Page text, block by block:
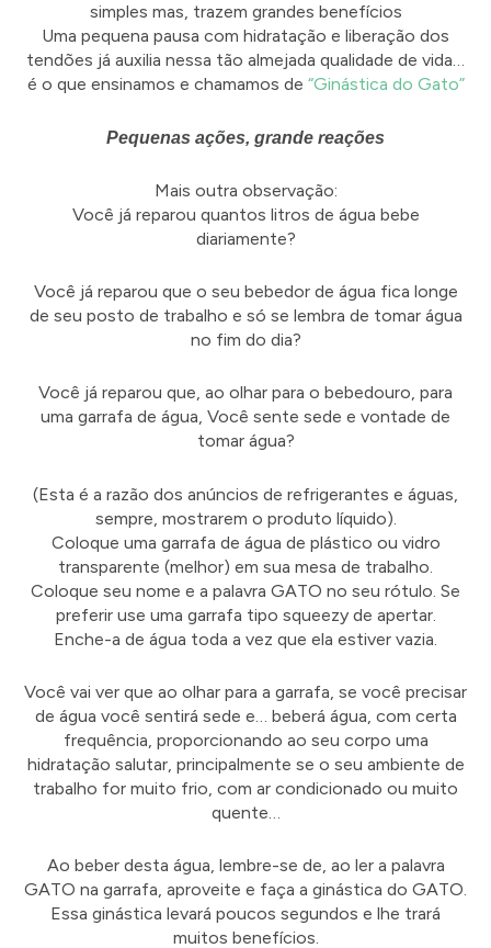
simples mas, trazem grandes benefícios
Uma pequena pausa com hidratação e liberação dos
tendões já auxilia nessa tão almejada qualidade de vida…
é o que ensinamos e chamamos de “Ginástica do Gato”
Pequenas ações, grande reações
Mais outra observação:
Você já reparou quantos litros de água bebe
diariamente?
Você já reparou que o seu bebedor de água fica longe
de seu posto de trabalho e só se lembra de tomar água
no fim do dia?
Você já reparou que, ao olhar para o bebedouro, para
uma garrafa de água, Você sente sede e vontade de
tomar água?
(Esta é a razão dos anúncios de refrigerantes e águas,
sempre, mostrarem o produto líquido).
Coloque uma garrafa de água de plástico ou vidro
transparente (melhor) em sua mesa de trabalho.
Coloque seu nome e a palavra GATO no seu rótulo. Se
preferir use uma garrafa tipo squeezy de apertar.
Enche-a de água toda a vez que ela estiver vazia.
Você vai ver que ao olhar para a garrafa, se você precisar
de água você sentirá sede e… beberá água, com certa
frequência, proporcionando ao seu corpo uma
hidratação salutar, principalmente se o seu ambiente de
trabalho for muito frio, com ar condicionado ou muito
quente…
Ao beber desta água, lembre-se de, ao ler a palavra
GATO na garrafa, aproveite e faça a ginástica do GATO.
Essa ginástica levará poucos segundos e lhe trará
muitos benefícios.